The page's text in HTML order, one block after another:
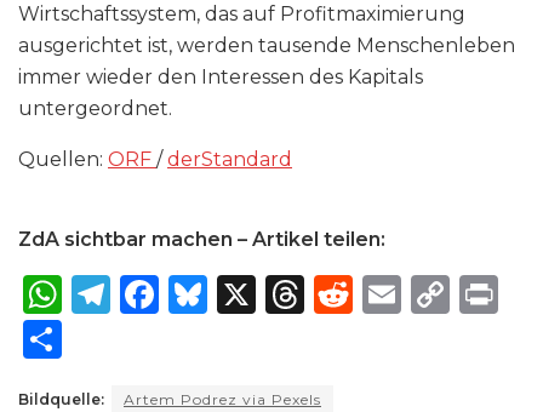
Wirtschaftssystem, das auf Profitmaximierung
ausgerichtet ist, werden tausende Menschenleben
immer wieder den Interessen des Kapitals
untergeordnet.
Quellen: ORF /derStandard
ZdA sichtbar machen – Artikel teilen:
W T
F
B X
T
R
E
C
Bildquelle: Artem Podrez via Pexels